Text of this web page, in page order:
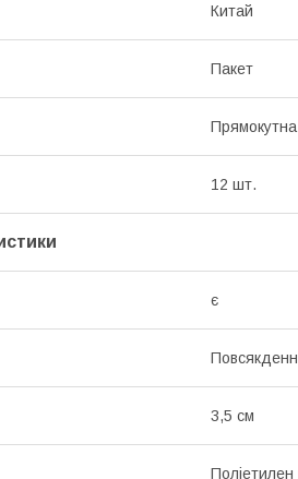
Китай
Пакет
Прямокутна
12 шт.
є
3,5 см